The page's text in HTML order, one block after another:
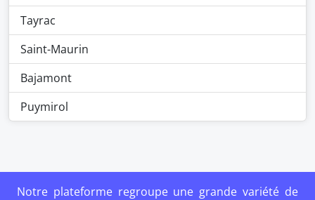
Tayrac
Saint-Maurin
Bajamont
Puymirol
Notre plateforme regroupe une grande variété de